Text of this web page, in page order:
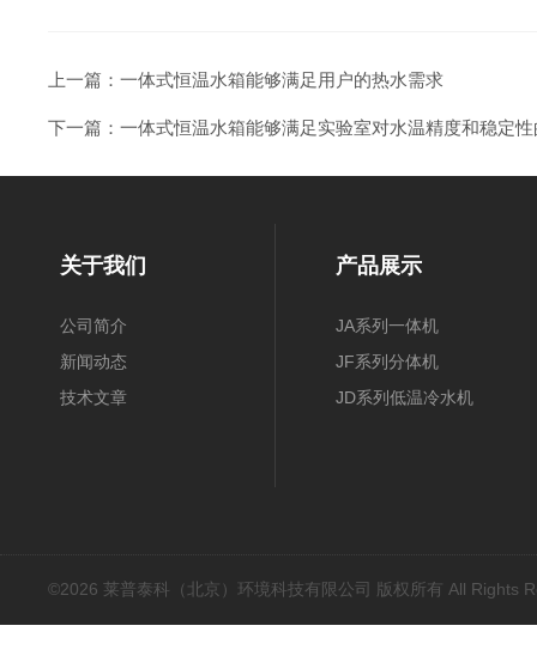
上一篇： 一体式恒温水箱能够满足用户的热水需求
下一篇： 一体式恒温水箱能够满足实验室对水温精度和稳定
关于我们
公司简介
新闻动态
技术文章
产品展示
JA系列一体机
JF系列分体机
JD系列低温冷水机
©2026 莱普泰科（北京）环境科技有限公司 版权所有 All Rights